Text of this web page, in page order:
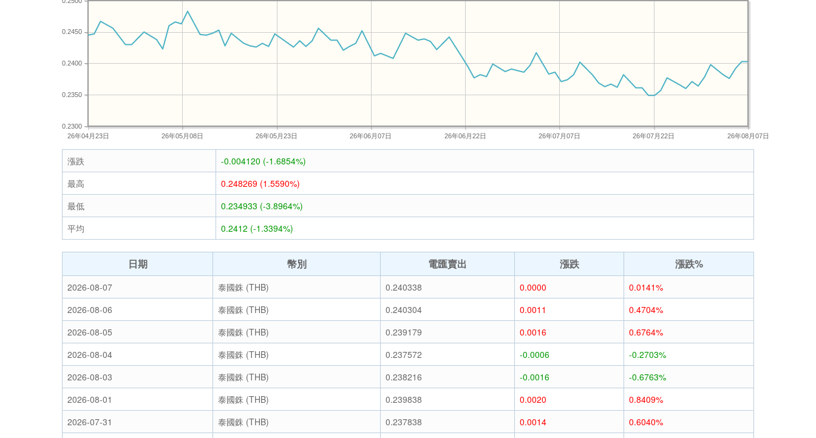
26年04月23日 26年05月08日 26年05月23日 26年06月07日 26年06月22日 26年07月07日 26年07月22日 26年08月07日
0.2300
0.2350
0.2400
0.2450
漲跌
-0.004120 (-1.6854%)
最高
0.248269 (1.5590%)
最低
0.234933 (-3.8964%)
平均
0.2412 (-1.3394%)
日期 幣別 電匯賣出 漲跌 漲跌%
2026-08-07 泰國銖 (THB) 0.240338 0.0000
0.0141%
2026-08-06
泰國銖 (THB) 0.240304 0.0011
0.4704%
2026-08-05
泰國銖 (THB) 0.239179 0.0016
0.6764%
2026-08-04
泰國銖 (THB) 0.237572 -0.0006
-0.2703%
2026-08-03
泰國銖 (THB) 0.238216 -0.0016
-0.6763%
2026-08-01
泰國銖 (THB) 0.239838 0.0020
0.8409%
2026-07-31
泰國銖 (THB) 0.237838 0.0014
0.6040%